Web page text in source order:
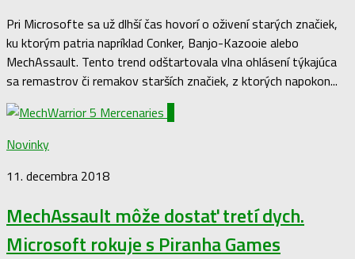
Pri Microsofte sa už dlhší čas hovorí o oživení starých značiek,
ku ktorým patria napríklad Conker, Banjo-Kazooie alebo
MechAssault. Tento trend odštartovala vlna ohlásení týkajúca
sa remastrov či remakov starších značiek, z ktorých napokon...
Novinky
11. decembra 2018
MechAssault môže dostať tretí dych.
Microsoft rokuje s Piranha Games